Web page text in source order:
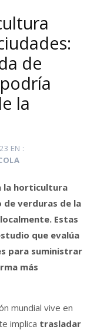
de
la
EN
la horticultura
de verduras de la
Estas
que evalúa
para suministrar
más
mundial vive en
implica trasladar